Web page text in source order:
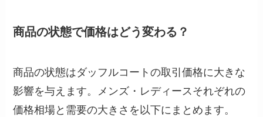
商品の状態で価格はどう変わる？
商品の状態はダッフルコートの取引価格に大きな
影響を与えます。メンズ・レディースそれぞれの
価格相場と需要の大きさを以下にまとめます。